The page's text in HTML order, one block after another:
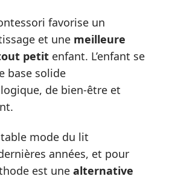
favorise un
et une meilleure
petit enfant. L’enfant se
base solide
de bien-être et
mode du lit
années, et pour
est une alternative